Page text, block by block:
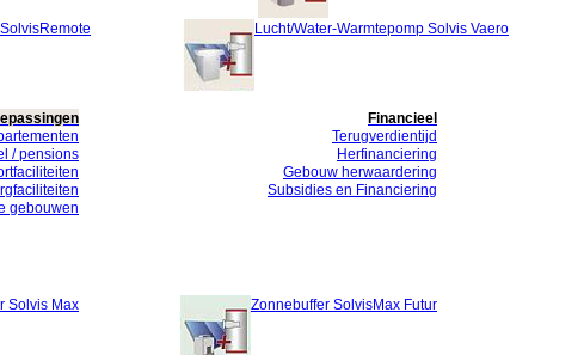
Lucht/Water-Warmtepomp Solvis Vaero
/ pensions
gebouwen
Financieel
Terugverdientijd
Herfinanciering
Gebouw herwaardering
Subsidies en Financiering
Solvis Max
Zonnebuffer SolvisMax Futur